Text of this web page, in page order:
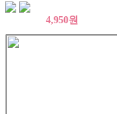
4,950원